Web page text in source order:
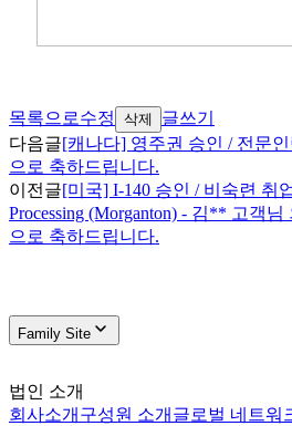
목록으로수정 삭제
글쓰기
다음글[캐나다] 영주권 승인 / 전문
으로 축하드립니다.
이전글[미국] I-140 승인 / 비숙련 취
Processing (Morganton) - 김** 고객
으로 축하드립니다.
Family Site
법인 소개
회사소개 구성원 소개 글로벌 네트워